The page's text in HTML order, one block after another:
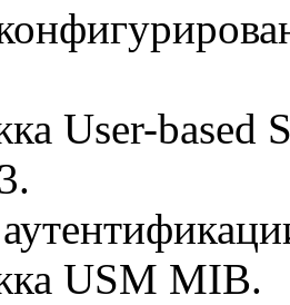
User-based
USM MIB.